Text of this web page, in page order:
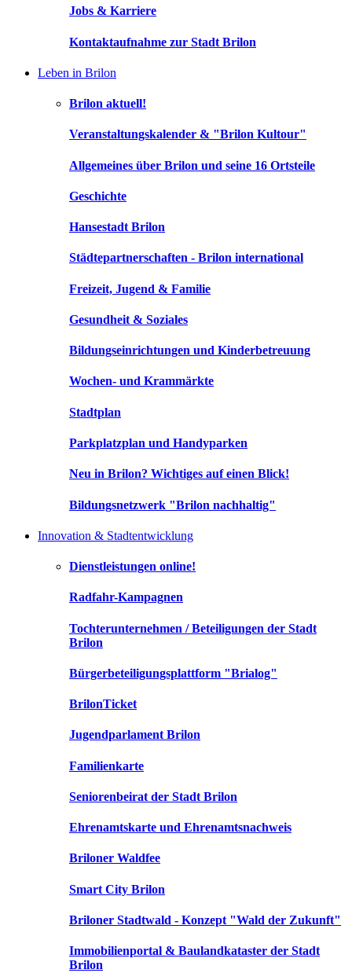
Jobs & Karriere
Kontaktaufnahme zur Stadt Brilon
Leben in Brilon
Brilon aktuell!
Veranstaltungskalender & "Brilon Kultour"
Allgemeines über Brilon und seine 16 Ortsteile
Geschichte
Hansestadt Brilon
Städtepartnerschaften - Brilon international
Freizeit, Jugend & Familie
Gesundheit & Soziales
Bildungseinrichtungen und Kinderbetreuung
Wochen- und Krammärkte
Stadtplan
Parkplatzplan und Handyparken
Neu in Brilon? Wichtiges auf einen Blick!
Bildungsnetzwerk "Brilon nachhaltig"
Innovation & Stadtentwicklung
Dienstleistungen online!
Radfahr-Kampagnen
Tochterunternehmen / Beteiligungen der Stadt
Brilon
Bürgerbeteiligungsplattform "Brialog"
BrilonTicket
Jugendparlament Brilon
Familienkarte
Seniorenbeirat der Stadt Brilon
Ehrenamtskarte und Ehrenamtsnachweis
Briloner Waldfee
Smart City Brilon
Briloner Stadtwald - Konzept "Wald der Zukunft"
Immobilienportal & Baulandkataster der Stadt
Brilon